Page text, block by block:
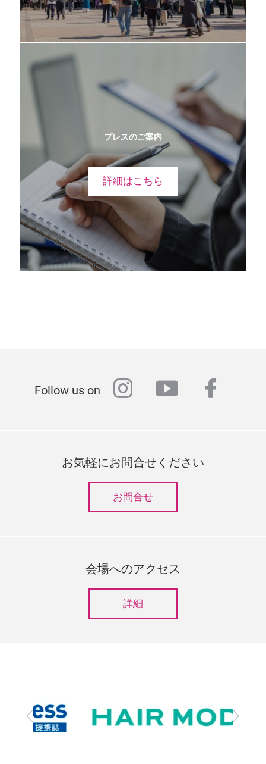
プレスのご案内
詳細はこちら
Follow us on instagram
youtube
お気軽にお問合せください
お問合せ
会場へのアクセス
詳細
前
へ
次
へ